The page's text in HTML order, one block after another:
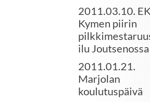
2011.03.10.
Kymen piirin
ilu Joutsenossa
2011.01.21.
Marjolan
koulutuspäivä